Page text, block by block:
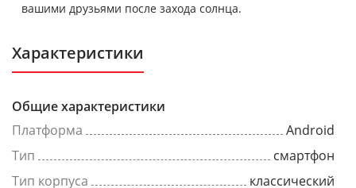
вашими друзьями после захода солнца.
Характеристики
Общие характеристики
Платформа
Android
Тип
смартфон
Тип корпуса
классический